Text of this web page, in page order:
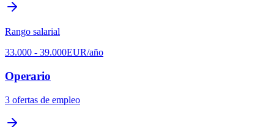
Rango salarial
33.000 - 39.000EUR/año
Operario
3 ofertas de empleo